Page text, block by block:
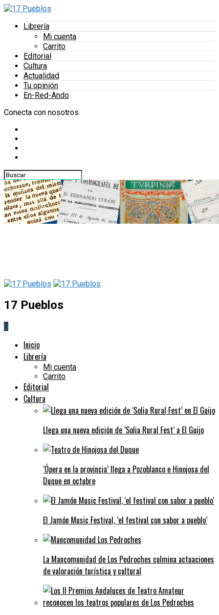
Librería
Mi cuenta
Carrito
Editorial
Cultura
Actualidad
Tu opinión
En-Red-Ando
Conecta con nosotros
17 Pueblos
0
Inicio
Librería
Mi cuenta
Carrito
Editorial
Cultura
Llega una nueva edición de ‘Solia Rural Fest’ a El Guijo
‘Ópera en la provincia’ llega a Pozoblanco e Hinojosa del
Duque en octubre
El Jamón Music Festival, ‘el festival con sabor a pueblo’
La Mancomunidad de Los Pedroches culmina actuaciones
de valoración turística y cultural